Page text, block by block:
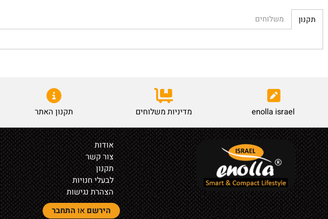
enolla israel מדיניות משלוחים תקנון האתר
אודות
צור קשר
תקנון
לבעלי חנויות